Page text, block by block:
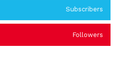
Subscribers
Followers